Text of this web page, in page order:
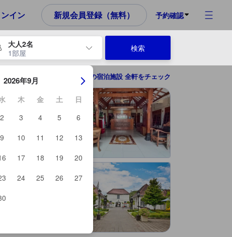
イン 新規会員登録（無料） 予約確認
大人2名
1部屋
を使用して、チェックイン日とチェックアウト日を移動します。
2026年9月
木 金 土
日
2 3 4 5
6
9 10 11 12
13
17 18 19
20
24 25 26
27
検索
ジョグジャカルタの宿泊施設 全軒をチェック
、これから宿泊選びをされるユーザーにとっても参考となる信頼で